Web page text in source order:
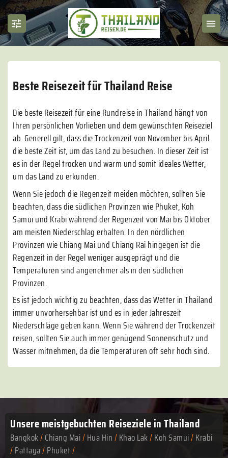
Beste Reisezeit für Thailand Reise
Die beste Reisezeit für eine Rundreise in Thailand hängt von
Ihren persönlichen Vorlieben und dem gewünschten Reiseziel
ab. Generell gilt, dass die Trockenzeit von November bis April
die beste Zeit ist, um das Land zu besuchen. In dieser Zeit ist
es in der Regel trocken und warm und somit ideales Wetter,
um das Land zu erkunden.
Wenn Sie jedoch die Regenzeit meiden möchten, sollten Sie
beachten, dass die südlichen Provinzen wie Phuket, Koh
Samui und Krabi während der Regenzeit von Mai bis Oktober
am meisten Niederschlag erhalten. In den nördlichen
Provinzen wie Chiang Mai und Chiang Rai hingegen ist die
Regenzeit in der Regel weniger ausgeprägt und die
Temperaturen sind angenehmer als in den südlichen
Provinzen.
Es ist jedoch wichtig zu beachten, dass das Wetter in Thailand
immer unvorhersehbar ist und es in jeder Jahreszeit
Niederschläge geben kann. Wenn Sie während der Trockenzeit
reisen, sollten Sie auch immer genügend Sonnenschutz und
Wasser mitnehmen, da die Temperaturen oft sehr hoch sind.
Unsere meistgebuchten Reiseziele in Thailand
Bangkok/Chiang Mai/Hua Hin/Khao Lak/Koh Samui/Krabi
/Pattaya/Phuket/